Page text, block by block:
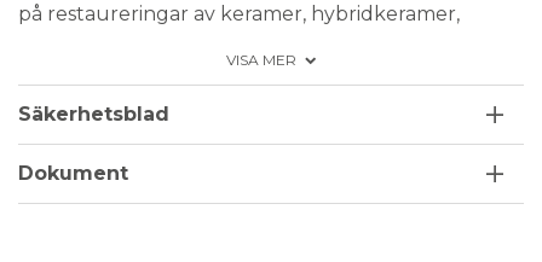
på restaureringar av keramer, hybridkeramer,
Aktivering av ytan på restaureringar av
och selektiv applicering med appliceringsspetsen
Förpackning: 2 x 3 ml i sprutor, 40 st
VISA MER
Säkerhetsblad
Dokument